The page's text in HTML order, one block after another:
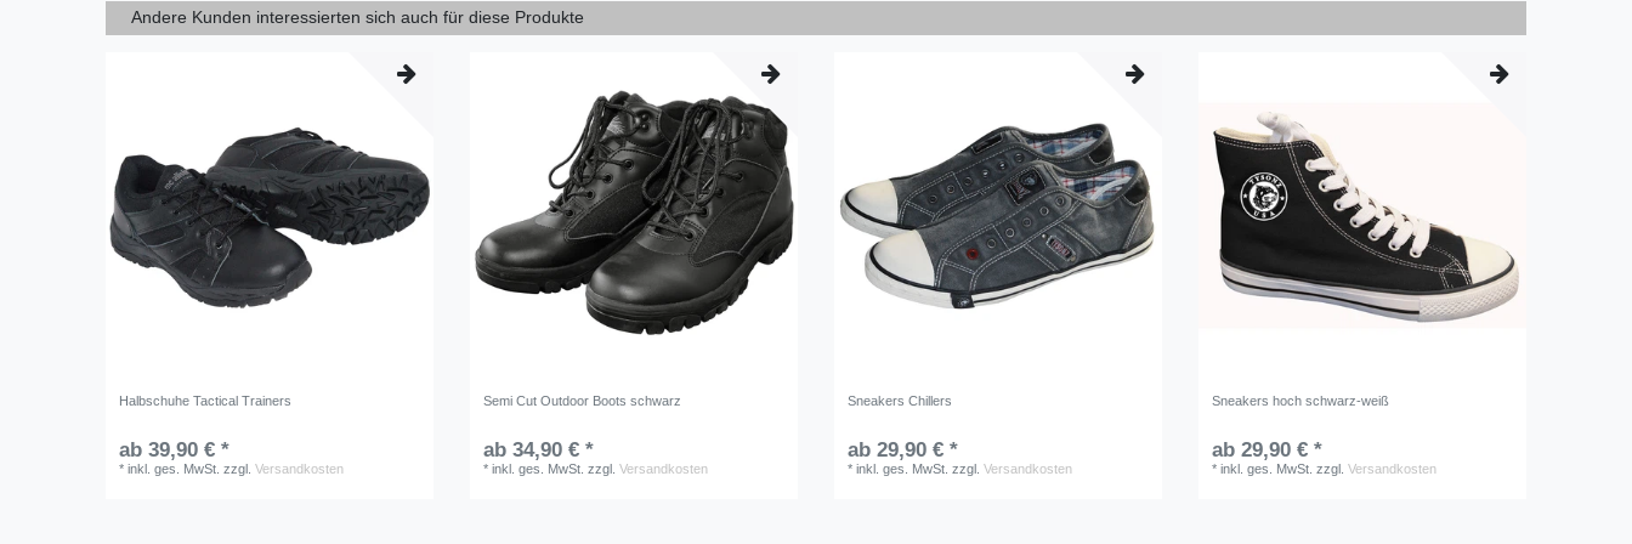
Andere Kunden interessierten sich auch für diese Produkte
Halbschuhe Tactical Trainers
ab 39,90 € *
*inkl. ges. MwSt. zzgl.Versandkosten
Semi Cut Outdoor Boots schwarz
ab 34,90 € *
*inkl. ges. MwSt. zzgl.Versandkosten
Sneakers Chillers
ab 29,90 € *
*inkl. ges. MwSt. zzgl.Versandkosten
Sneakers hoch schwarz-weiß
ab 29,90 € *
*inkl. ges. MwSt. zzgl.Versandkosten